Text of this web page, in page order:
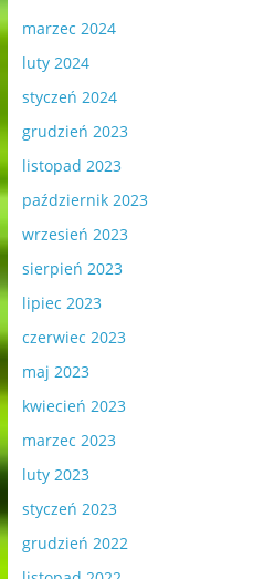
marzec 2024
luty 2024
styczeń 2024
grudzień 2023
listopad 2023
październik 2023
wrzesień 2023
sierpień 2023
lipiec 2023
czerwiec 2023
maj 2023
kwiecień 2023
marzec 2023
luty 2023
styczeń 2023
grudzień 2022